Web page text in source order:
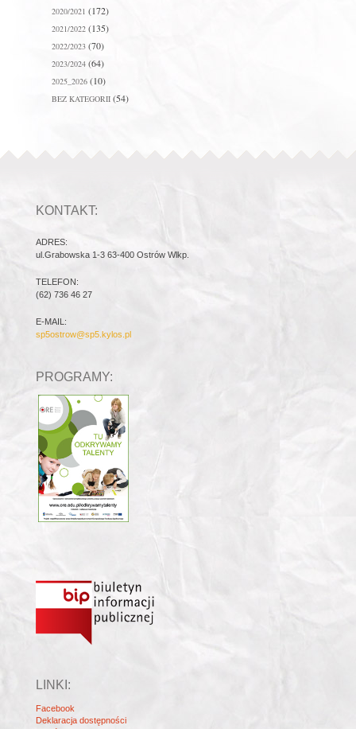
2020/2021 (172)
2021/2022(135)
2022/2023(70)
2023/2024(64)
2025_2026(10)
BEZ KATEGORII(54)
KONTAKT:
ADRES:
ul.Grabowska 1-3 63-400 Ostrów Wlkp.
TELEFON:
(62) 736 46 27
E-MAIL:
sp5ostrow@sp5.kylos.pl
PROGRAMY:
LINKI:
Facebook
Deklaracja dostępności